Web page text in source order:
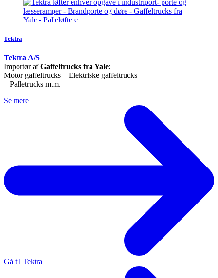
Tektra
Tektra A/S
Importør afGaffeltrucks fra Yale:
Motor gaffeltrucks – Elektriske gaffeltrucks
– Palletrucks m.m.
Se mere
Gå til Tektra